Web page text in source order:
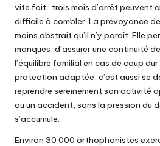
vite fait : trois mois d’arrêt peuvent
difficile à combler. La prévoyance
moins abstrait qu’il n’y paraît. Elle
manques, d’assurer une continuité
l’équilibre familial en cas de coup
protection adaptée, c’est aussi se
reprendre sereinement son activité
ou un accident, sans la pression du
s’accumule.
Environ 30 000 orthophonistes